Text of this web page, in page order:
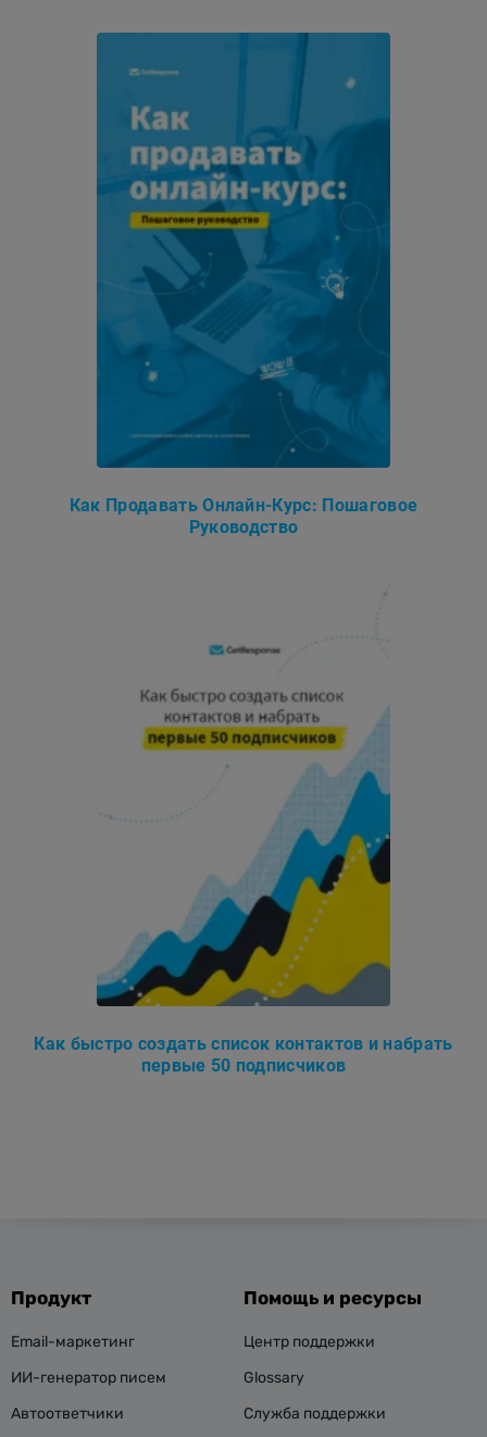
Как Продавать Онлайн-Курс: Пошаговое
Руководство
Как быстро создать список контактов и набрать
первые 50 подписчиков
Продукт
Email-маркетинг
ИИ-генератор писем
Автоответчики
Помощь и ресурсы
Центр поддержки
Glossary
Служба поддержки